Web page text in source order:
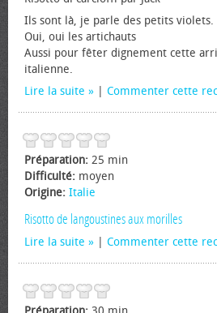
Ils sont là, je parle des petits violets.
Oui, oui les artichauts
Aussi pour fêter dignement cette
italienne.
Lire la suite
Commenter cette
Préparation: 25 min
Difficulté: moyen
Origine: Italie
Risotto de langoustines aux morilles
Lire la suite Commenter cette